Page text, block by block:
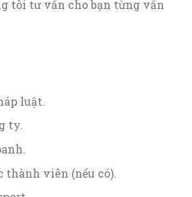
tôi tư vấn cho bạn từng vấn
luật.
ty.
thành viên (nếu có).